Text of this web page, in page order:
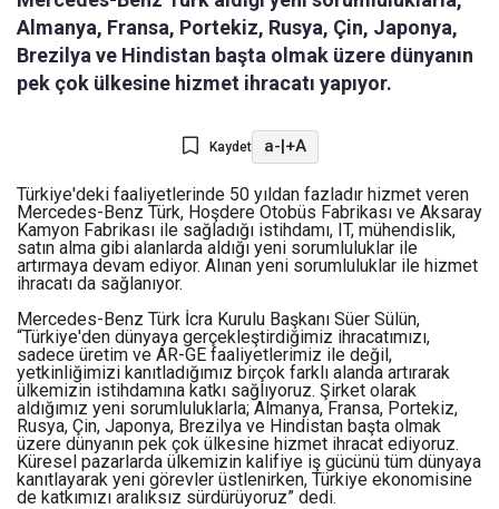
Almanya, Fransa, Portekiz, Rusya, Çin, Japonya,
Brezilya ve Hindistan başta olmak üzere dünyanın
pek çok ülkesine hizmet ihracatı yapıyor.
Kaydet a- +A
Türkiye'deki faaliyetlerinde 50 yıldan fazladır hizmet veren
Mercedes-Benz Türk, Hoşdere Otobüs Fabrikası ve Aksaray
Kamyon Fabrikası ile sağladığı istihdamı, IT, mühendislik,
satın alma gibi alanlarda aldığı yeni sorumluluklar ile
artırmaya devam ediyor. Alınan yeni sorumluluklar ile hizmet
ihracatı da sağlanıyor.
Mercedes-Benz Türk İcra Kurulu Başkanı Süer Sülün,
“Türkiye'den dünyaya gerçekleştirdiğimiz ihracatımızı,
sadece üretim ve AR-GE faaliyetlerimiz ile değil,
yetkinliğimizi kanıtladığımız birçok farklı alanda artırarak
ülkemizin istihdamına katkı sağlıyoruz. Şirket olarak
aldığımız yeni sorumluluklarla; Almanya, Fransa, Portekiz,
Rusya, Çin, Japonya, Brezilya ve Hindistan başta olmak
üzere dünyanın pek çok ülkesine hizmet ihracat ediyoruz.
Küresel pazarlarda ülkemizin kalifiye iş gücünü tüm dünyaya
kanıtlayarak yeni görevler üstlenirken, Türkiye ekonomisine
de katkımızı aralıksız sürdürüyoruz” dedi.